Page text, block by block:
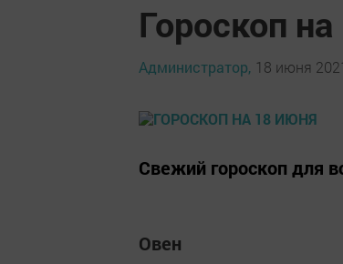
Гороскоп
Администратор, 18 июня
Свежий гороскоп для
Овен